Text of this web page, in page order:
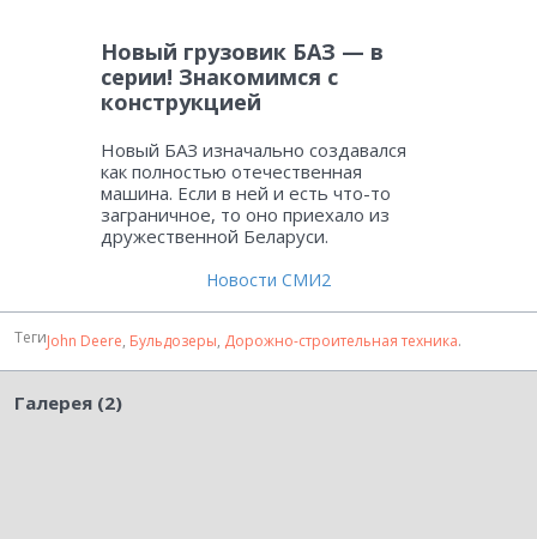
Новый грузовик БАЗ — в
серии! Знакомимся с
конструкцией
Новый БАЗ изначально создавался
как полностью отечественная
машина. Если в ней и есть что-то
заграничное, то оно приехало из
дружественной Беларуси.
Новости СМИ2
ТегиJohn Deere, Бульдозеры, Дорожно-строительная техника.
Галерея (2)